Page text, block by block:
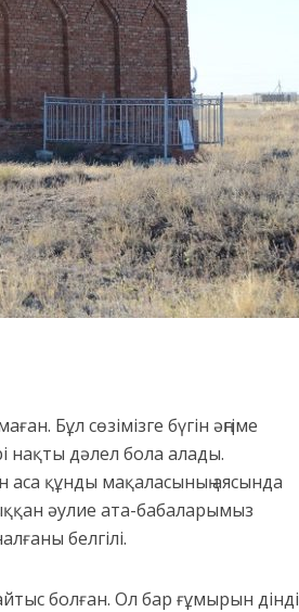
Бұл сөзімізге бүгін әңгіме
нақты дәлел бола алады.
аса құнды мақаласының аясында
әулие ата-бабаларымыз
белгілі.
болған. Ол бар ғұмырын дінді